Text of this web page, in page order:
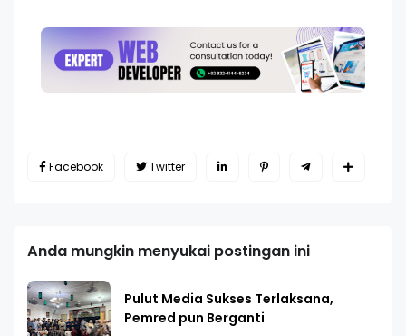
Facebook Twitter
Anda mungkin menyukai postingan ini
Pulut Media Sukses Terlaksana,
Pemred pun Berganti